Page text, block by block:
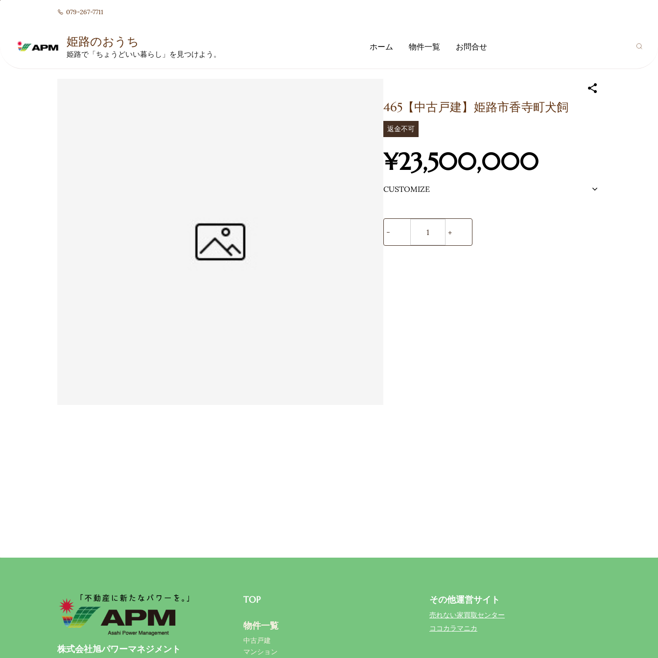
079-267-7711
姫路のおうち
姫路で「ちょうどいい暮らし」を見つけよう。
ホーム 物件一覧 お問合せ
465【中古戸建】姫路市香寺町犬飼
返金不可
¥23,500,000
CUSTOMIZE
株式会社旭パワーマネジメント
TOP
物件一覧
中古戸建
マンション
その他運営サイト
売れない家買取センター
ココカラマニカ